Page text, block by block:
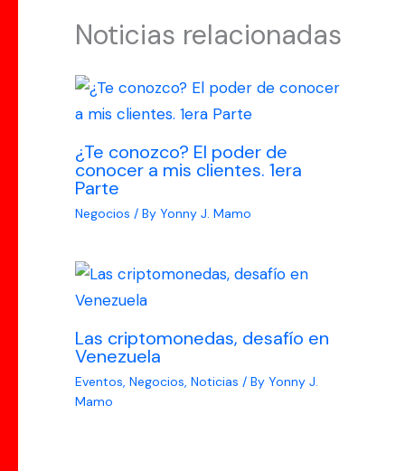
Noticias relacionadas
¿Te conozco? El poder de
conocer a mis clientes. 1era
Parte
Negocios / By Yonny J. Mamo
Las criptomonedas, desafío en
Venezuela
Eventos, Negocios, Noticias / By Yonny J.
Mamo